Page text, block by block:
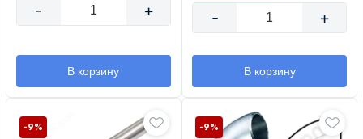
- +
В корзину
- +
В корзину
-9% -9%